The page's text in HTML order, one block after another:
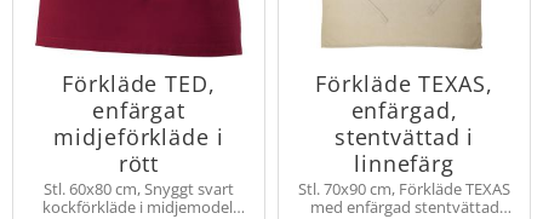
Förkläde TED,
enfärgat
midjeförkläde i
rött
Stl. 60x80 cm, Snyggt svart
kockförkläde i midjemodell
Förkläde TEXAS,
enfärgad,
stentvättad i
linnefärg
Stl. 70x90 cm, Förkläde TEXAS
med enfärgad stentvättad